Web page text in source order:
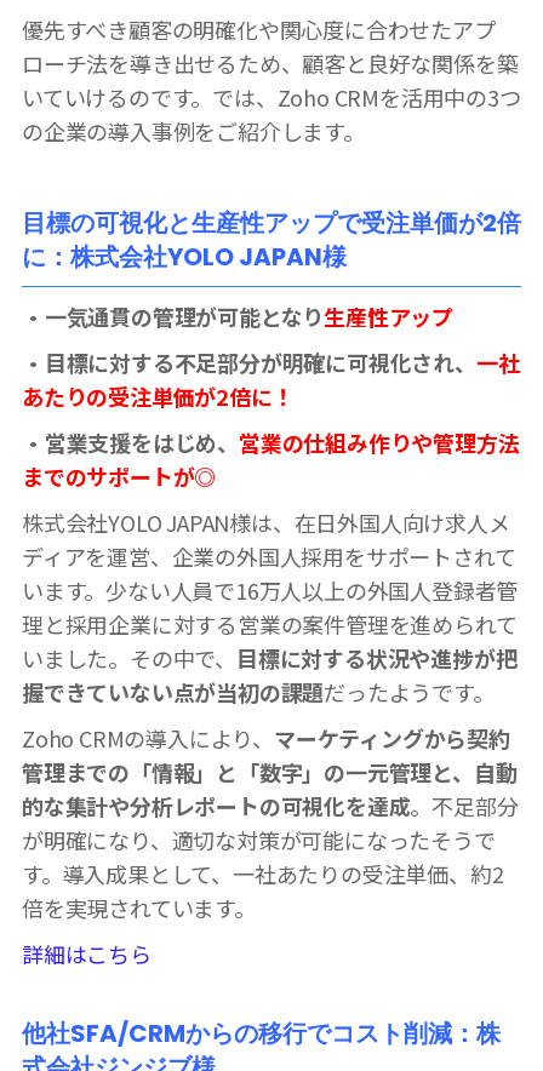
優先すべき顧客の明確化や関心度に合わせたアプ
ローチ法を導き出せるため、顧客と良好な関係を築
いていけるのです。では、Zoho CRMを活用中の3つ
の企業の導入事例をご紹介します。
目標の可視化と生産性アップで受注単価が2倍
に：株式会社YOLO JAPAN様
・一気通貫の管理が可能となり生産性アップ
・目標に対する不足部分が明確に可視化され、 一社
あたりの受注単価が2倍に！
・営業支援をはじめ、 営業の仕組み作りや管理方法
までのサポートが◎
株式会社YOLO JAPAN様は、在日外国人向け求人メ
ディアを運営、企業の外国人採用をサポートされて
います。少ない人員で16万人以上の外国人登録者管
理と採用企業に対する営業の案件管理を進められて
いました。その中で、 目標に対する状況や進捗が把
握できていない点が当初の課題だったようです。
Zoho CRMの導入により、 マーケティングから契約
管理までの「情報」と「数字」の一元管理と、自動
的な集計や分析レポートの可視化を達成。不足部分
が明確になり、適切な対策が可能になったそうで
す。導入成果として、一社あたりの受注単価、約2
倍を実現されています。
詳細はこちら
他社SFA/CRMからの移行でコスト削減：株